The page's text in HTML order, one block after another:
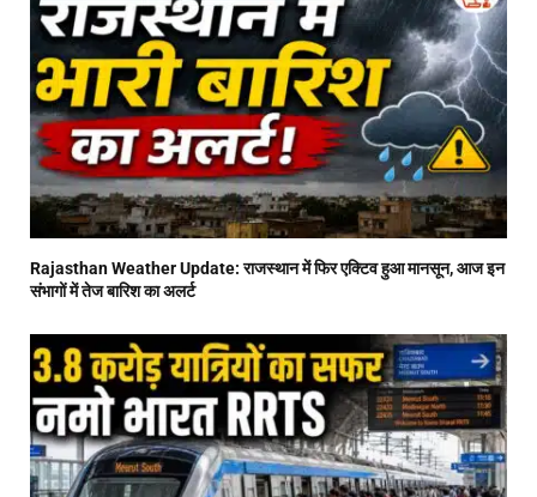
Rajasthan Weather Update: राजस्थान में फिर एक्टिव हुआ मानसून, आज इन
संभागों में तेज बारिश का अलर्ट